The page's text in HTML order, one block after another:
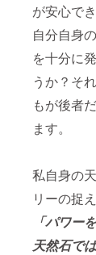
が安心で
自分自身
を十分に
うか？そ
もが後者
ます。
私自身の
リーの捉
「パワー
天然石で